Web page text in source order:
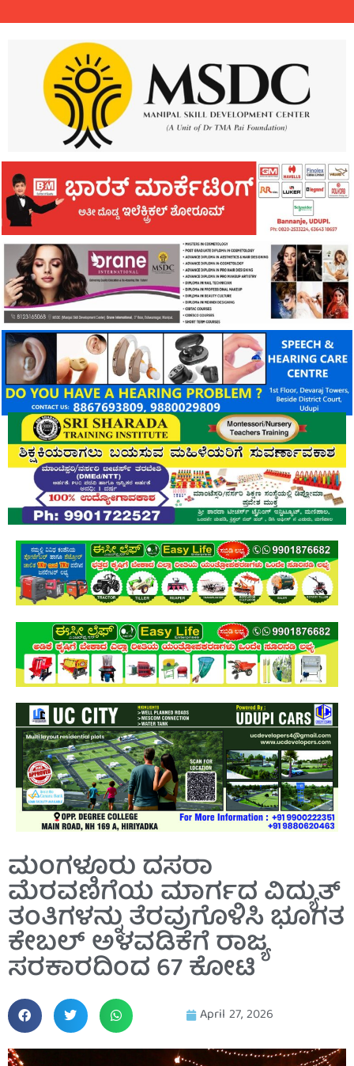
ಮಂಗಳೂರು ದಸರಾ
ಮೆರವಣಿಗೆಯ ಮಾರ್ಗದ ವಿದ್ಯುತ್
ತಂತಿಗಳನ್ನು ತೆರವುಗೊಳಿಸಿ ಭೂಗತ
ಕೇಬಲ್ ಅಳವಡಿಕೆಗೆ ರಾಜ್ಯ
ಸರಕಾರದಿಂದ 67 ಕೋಟಿ
April 27, 2026